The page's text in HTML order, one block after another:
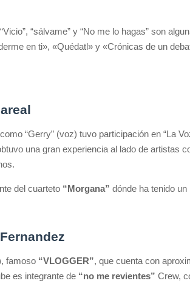
“sálvame” y “No me lo hagas” son
en ti», «Quédatl» y «Crónicas de un
“Gerry” (voz) tuvo participación en “La
una gran experiencia al lado de artistas
del cuarteto “Morgana” dónde ha tenido
famoso “VLOGGER”, que cuenta con
es integrante de “no me revientes” Crew,